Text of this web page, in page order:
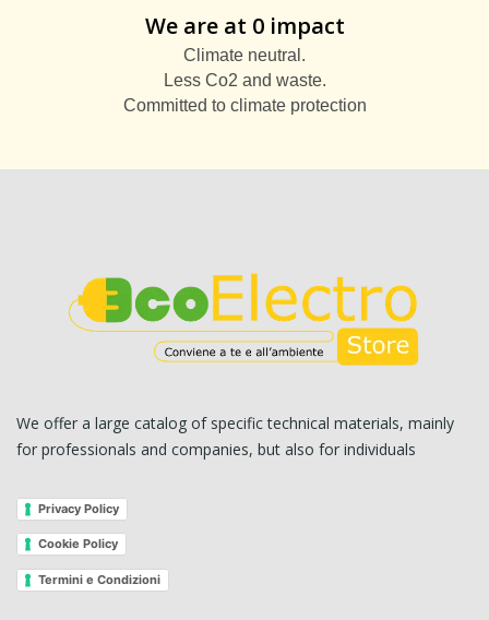
We are at 0 impact
Climate neutral.
Less Co2 and waste.
Committed to climate protection
We offer a large catalog of specific technical materials, mainly
for professionals and companies, but also for individuals
Privacy Policy
Cookie Policy
Termini e Condizioni